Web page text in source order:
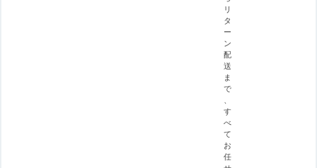
リ
タ
ー
ン
配
送
ま
で
す
べ
て
お
任